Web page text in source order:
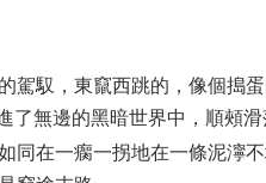
駕馭，東竄西跳的，像個搗
了無邊的黑暗世界中，順頰
同在一瘸一拐地在一條泥濘